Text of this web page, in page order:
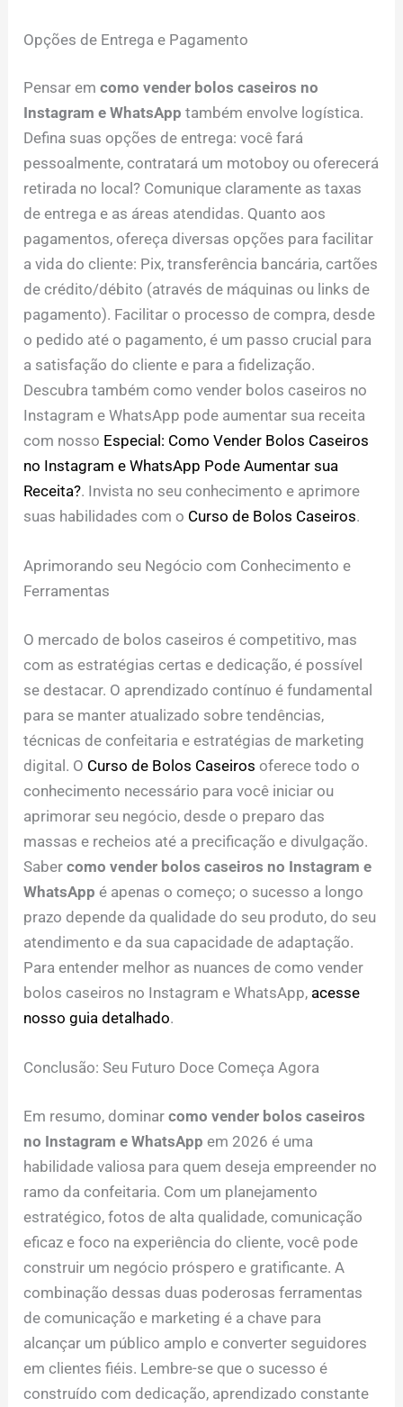
Opções de Entrega e Pagamento
Pensar emcomo vender bolos caseiros no
Instagram e WhatsApp também envolve logística.
Defina suas opções de entrega: você fará
pessoalmente, contratará um motoboy ou oferecerá
retirada no local? Comunique claramente as taxas
de entrega e as áreas atendidas. Quanto aos
pagamentos, ofereça diversas opções para facilitar
a vida do cliente: Pix, transferência bancária, cartões
de crédito/débito (através de máquinas ou links de
pagamento). Facilitar o processo de compra, desde
o pedido até o pagamento, é um passo crucial para
a satisfação do cliente e para a fidelização.
Descubra também como vender bolos caseiros no
Instagram e WhatsApp pode aumentar sua receita
com nosso Especial: Como Vender Bolos Caseiros
no Instagram e WhatsApp Pode Aumentar sua
Receita?. Invista no seu conhecimento e aprimore
suas habilidades com o Curso de Bolos Caseiros.
Aprimorando seu Negócio com Conhecimento e
Ferramentas
O mercado de bolos caseiros é competitivo, mas
com as estratégias certas e dedicação, é possível
se destacar. O aprendizado contínuo é fundamental
para se manter atualizado sobre tendências,
técnicas de confeitaria e estratégias de marketing
digital. O Curso de Bolos Caseiros oferece todo o
conhecimento necessário para você iniciar ou
aprimorar seu negócio, desde o preparo das
massas e recheios até a precificação e divulgação.
Sabercomo vender bolos caseiros no Instagram e
WhatsApp é apenas o começo; o sucesso a longo
prazo depende da qualidade do seu produto, do seu
atendimento e da sua capacidade de adaptação.
Para entender melhor as nuances de como vender
bolos caseiros no Instagram e WhatsApp, acesse
nosso guia detalhado.
Conclusão: Seu Futuro Doce Começa Agora
Em resumo, dominarcomo vender bolos caseiros
no Instagram e WhatsApp em 2026 é uma
habilidade valiosa para quem deseja empreender no
ramo da confeitaria. Com um planejamento
estratégico, fotos de alta qualidade, comunicação
eficaz e foco na experiência do cliente, você pode
construir um negócio próspero e gratificante. A
combinação dessas duas poderosas ferramentas
de comunicação e marketing é a chave para
alcançar um público amplo e converter seguidores
em clientes fiéis. Lembre-se que o sucesso é
construído com dedicação, aprendizado constante